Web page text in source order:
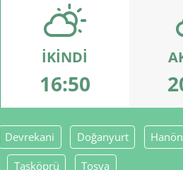
İKINDI
16:50
Devrekani Doğanyurt
Taşköprü Tosya